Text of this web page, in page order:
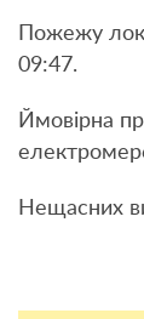
Пожежу
09:47.
Ймовірна
Нещасних